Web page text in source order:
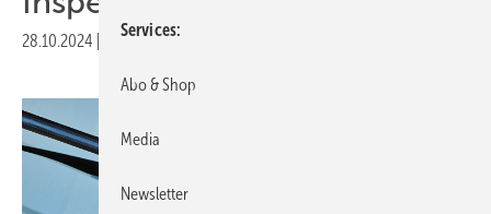
28.10.2024 Veröffentlicht in
Services
Abo & Shop
Media
Newsletter